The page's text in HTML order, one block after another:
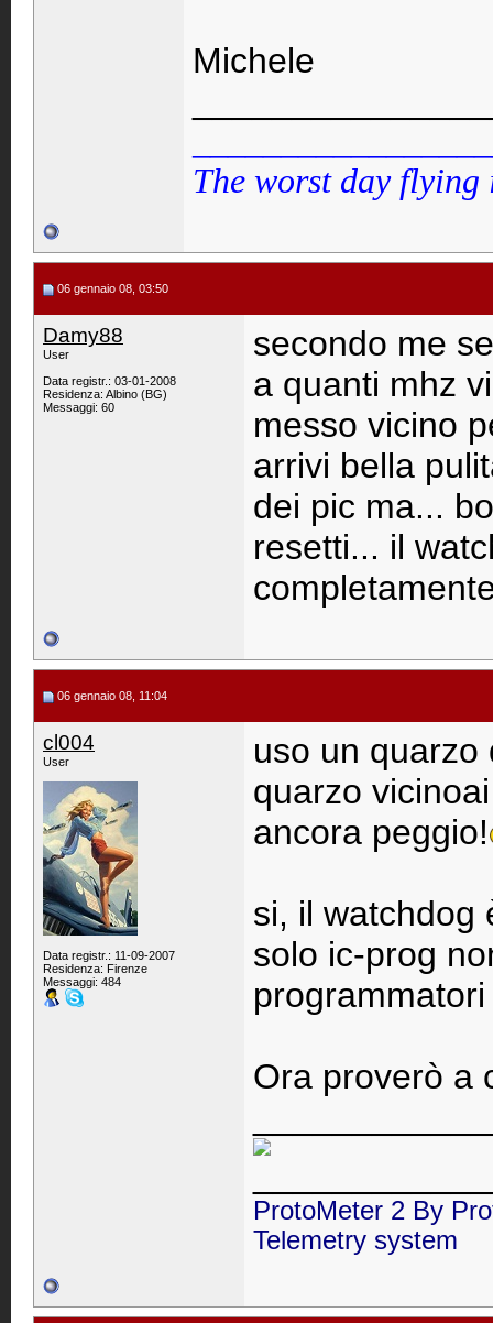
Michele
The worst day flying
06 gennaio 08, 03:50
Damy88
User
Data registr.: 03-01-2008
Residenza: Albino (BG)
Messaggi: 60
secondo me
a quanti mhz
messo vicino
arrivi bella
dei pic ma...
resetti... il
06 gennaio 08, 11:04
cl004
User
Data registr.: 11-09-2007
Residenza: Firenze
Messaggi: 484
uso un quarzo
quarzo
ancora peggio!
si, il watchdog
solo ic-prog
Ora proverò a
ProtoMeter 2 By
Telemetry system